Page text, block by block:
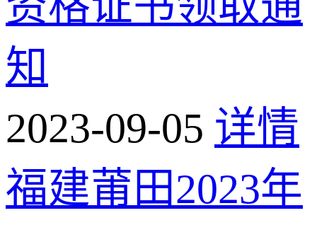
知
2023-09-05 详情
福建莆田2023年